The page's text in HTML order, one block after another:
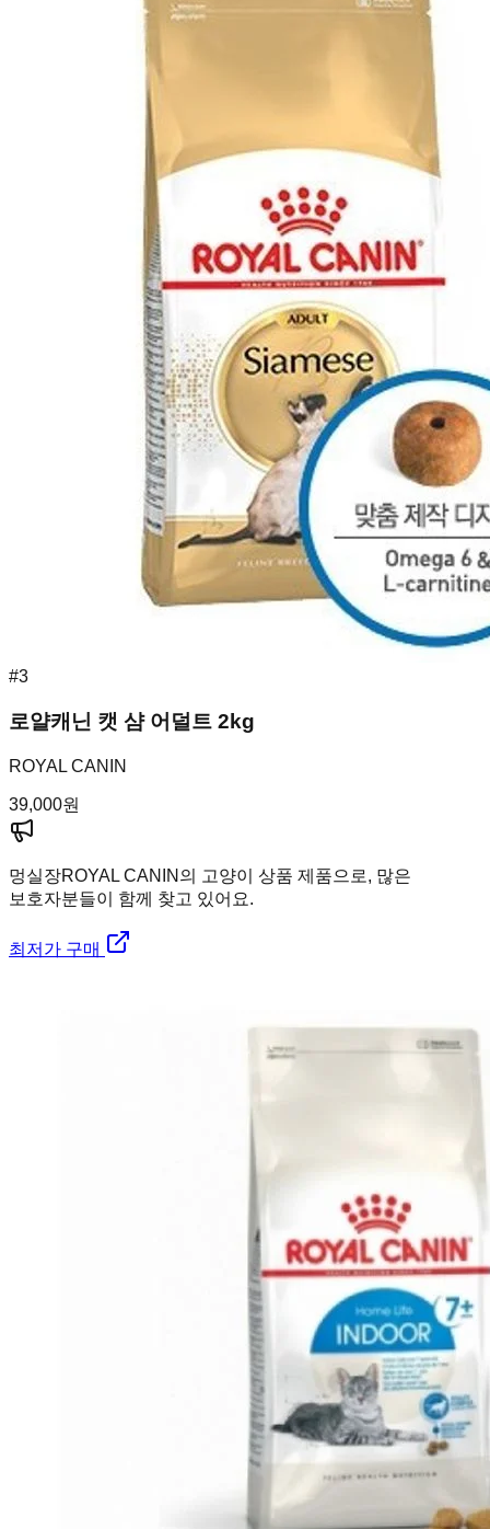
#3
로얄캐닌 캣 샴 어덜트 2kg
ROYAL CANIN
39,000원
멍실장ROYAL CANIN의 고양이 상품 제품으로, 많은
보호자분들이 함께 찾고 있어요.
최저가 구매